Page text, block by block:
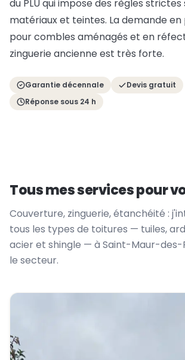
du PLU qui impose des règles strictes
matériaux et teintes. La demande en
pour combles aménagés et en
zinguerie ancienne est très forte.
Garantie décennale
Devis gratuit
Réponse sous 24 h
Tous mes services pour
Couverture, zinguerie, étanchéité :
tous les types de toitures — tuiles,
acier et shingle — à Saint-Maur-des-
le secteur.